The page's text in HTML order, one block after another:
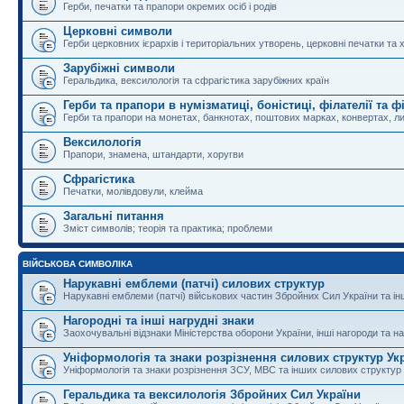
Герби, печатки та прапори окремих осіб і родів
Церковні символи
Герби церковних ієрархів і територіальних утворень, церковні печатки та
Зарубіжні символи
Геральдика, вексилологія та сфрагістика зарубіжних країн
Герби та прапори в нумізматиці, боністиці, філателії та
Герби та прапори на монетах, банкнотах, поштових марках, конвертах,
Вексилологія
Прапори, знамена, штандарти, хоругви
Сфрагістика
Печатки, молівдовули, клейма
Загальні питання
Зміст символів; теорія та практика; проблеми
ВІЙСЬКОВА СИМВОЛІКА
Нарукавні емблеми (патчі) силових структур
Нарукавні емблеми (патчі) військових частин Збройних Сил України та
Нагородні та інші нагрудні знаки
Заохочувальні відзнаки Міністерства оборони України, інші нагороди та
Уніформологія та знаки розрізнення силових структур
Уніформологія та знаки розрізнення ЗСУ, МВС та інших силових структур
Геральдика та вексилологія Збройних Сил України